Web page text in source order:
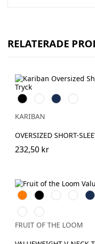
RELATERADE
Svart Vit Navy Oxford
Grey
KARIBAN
OVERSIZED SHORT-
232,50 kr
OrangeBlackWhiteRed
Light
Graphite
(Solid)
Dark
Grey
Heather
FRUIT OF THE LOOM